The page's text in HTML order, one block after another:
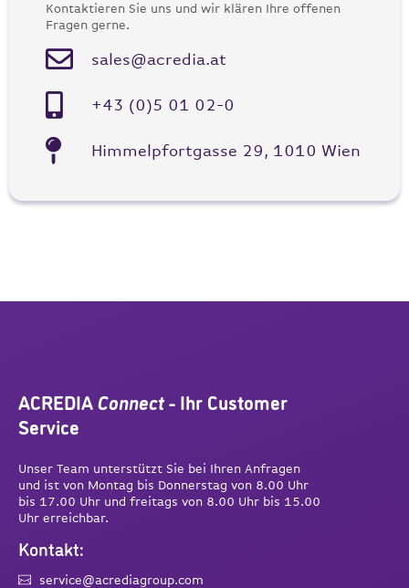
Kontaktieren Sie uns und wir klären Ihre offenen
Fragen gerne.
sales@acredia.at
+43 (0)5 01 02-0
Himmelpfortgasse 29, 1010 Wien
ACREDIA Connect- Ihr Customer
Service
Unser Team unterstützt Sie bei Ihren Anfragen
und ist von Montag bis Donnerstag von 8.00 Uhr
bis 17.00 Uhr und freitags von 8.00 Uhr bis 15.00
Uhr erreichbar.
Kontakt:
service@acrediagroup.com